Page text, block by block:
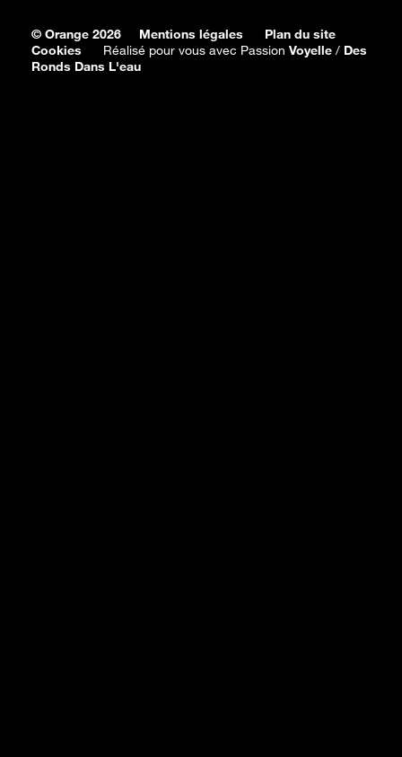
© Orange 2026 Mentions légales
Plan du site
Cookies
Réalisé pour vous avec Passion Voyelle / Des
Ronds Dans L'eau